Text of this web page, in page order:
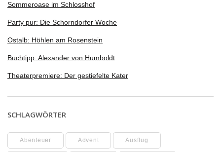
Sommeroase im Schlosshof
Party pur: Die Schorndorfer Woche
Ostalb: Höhlen am Rosenstein
Buchtipp: Alexander von Humboldt
Theaterpremiere: Der gestiefelte Kater
SCHLAGWÖRTER
Abenteuer Advent Ausflug